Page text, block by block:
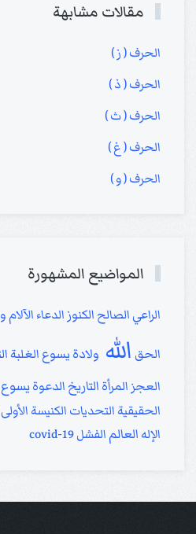
مقالات مشابهة
الحرف ( ز )
الحرف ( ذ )
الحرف ( ث )
الحرف ( غ )
الحرف ( و )
المواضيع المشهورة
الراعي الصالح الكنوز الدعاء الآلام
الحق الله ولادة يسوع الغلبة
العجز المرأة التاريخ الدعوةيسوع
الحقيقية التحديات الكنيسة الأولى
الإله العالم الفشلcovid-19